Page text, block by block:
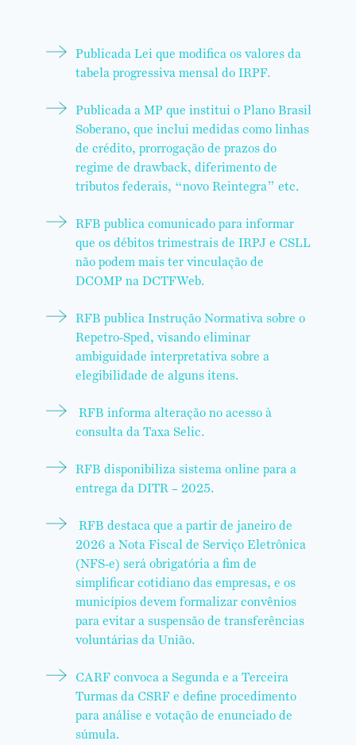
Publicada Lei que modifica os valores da
tabela progressiva mensal do IRPF.
Publicada a MP que institui o Plano Brasil
Soberano, que inclui medidas como linhas
de crédito, prorrogação de prazos do
regime de drawback, diferimento de
tributos federais, “novo Reintegra” etc.
RFB publica comunicado para informar
que os débitos trimestrais de IRPJ e CSLL
não podem mais ter vinculação de
DCOMP na DCTFWeb.
RFB publica Instrução Normativa sobre o
Repetro-Sped, visando eliminar
ambiguidade interpretativa sobre a
elegibilidade de alguns itens.
RFB informa alteração no acesso à
consulta da Taxa Selic.
RFB disponibiliza sistema online para a
entrega da DITR – 2025.
RFB destaca que a partir de janeiro de
2026 a Nota Fiscal de Serviço Eletrônica
(NFS-e) será obrigatória a fim de
simplificar cotidiano das empresas, e os
municípios devem formalizar convênios
para evitar a suspensão de transferências
voluntárias da União.
CARF convoca a Segunda e a Terceira
Turmas da CSRF e define procedimento
para análise e votação de enunciado de
súmula.